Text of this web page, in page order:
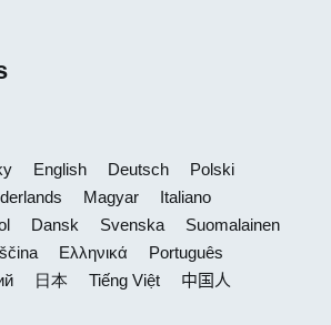
English Deutsch
Polski
Magyar
Italiano
Dansk Svenska
Suomalainen
Ελληνικά
Português
日本 Tiếng Việt 中国人